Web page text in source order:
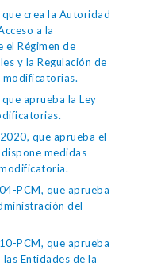
crea la Autoridad
a la
el Régimen de
y la Regulación de
modificatorias.
aprueba la Ley
que aprueba el
medidas
PCM, que aprueba
del
PCM, que aprueba
Entidades de la